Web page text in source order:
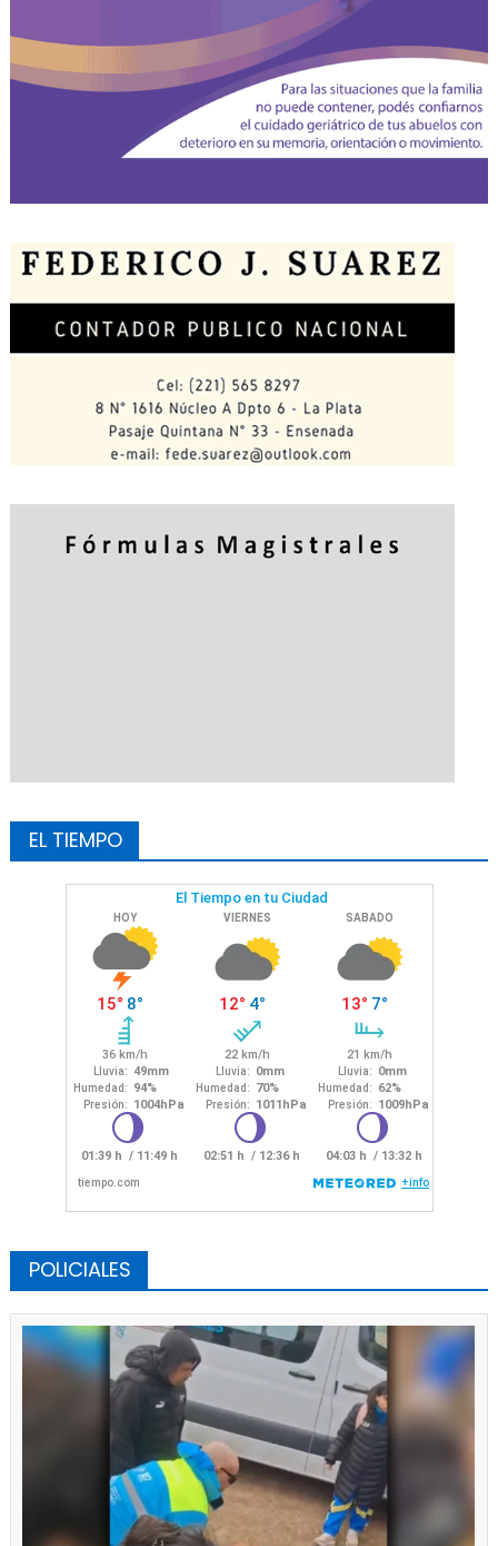
EL TIEMPO
POLICIALES